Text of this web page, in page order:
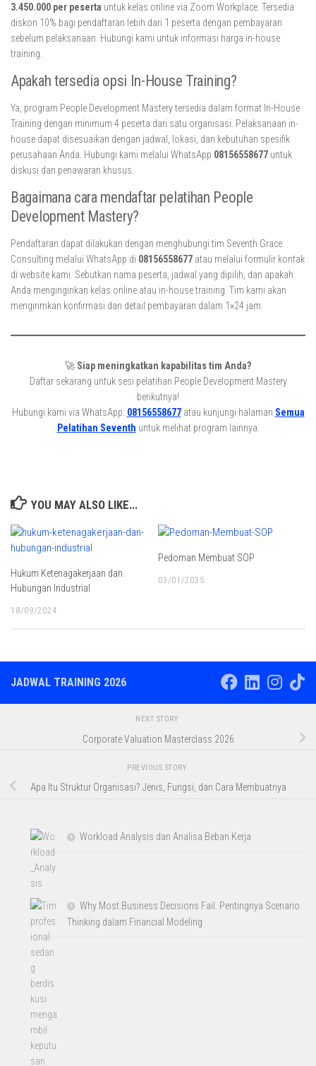
3.450.000 per peserta untuk kelas online via Zoom Workplace. Tersedia
diskon 10% bagi pendaftaran lebih dari 1 peserta dengan pembayaran
sebelum pelaksanaan. Hubungi kami untuk informasi harga in-house
training.
Apakah tersedia opsi In-House Training?
Ya, program People Development Mastery tersedia dalam format In-House
Training dengan minimum 4 peserta dari satu organisasi. Pelaksanaan in-
house dapat disesuaikan dengan jadwal, lokasi, dan kebutuhan spesifik
perusahaan Anda. Hubungi kami melalui WhatsApp 08156558677 untuk
diskusi dan penawaran khusus.
Bagaimana cara mendaftar pelatihan People
Development Mastery?
Pendaftaran dapat dilakukan dengan menghubungi tim Seventh Grace
Consulting melalui WhatsApp di 08156558677 atau melalui formulir kontak
di website kami. Sebutkan nama peserta, jadwal yang dipilih, dan apakah
Anda menginginkan kelas online atau in-house training. Tim kami akan
mengirimkan konfirmasi dan detail pembayaran dalam 1×24 jam.
🚀 Siap meningkatkan kapabilitas tim Anda?
Daftar sekarang untuk sesi pelatihan People Development Mastery
berikutnya!
Hubungi kami via WhatsApp: 08156558677atau kunjungi halaman Semua
Pelatihan Seventh untuk melihat program lainnya.
YOU MAY ALSO LIKE...
Hukum Ketenagakerjaan dan
Hubungan Industrial
18/09/2024
Pedoman Membuat SOP
03/01/2025
JADWAL TRAINING 2026
NEXT STORY
Corporate Valuation Masterclass 2026
PREVIOUS STORY
Apa Itu Struktur Organisasi? Jenis, Fungsi, dan Cara Membuatnya
Workload Analysis dan Analisa Beban Kerja
Why Most Business Decisions Fail: Pentingnya Scenario
Thinking dalam Financial Modeling